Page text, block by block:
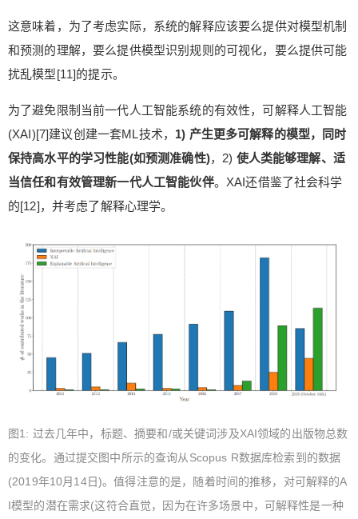
这意味着，为了考虑实际，系统的解释应该要么提供对模型机制
和预测的理解，要么提供模型识别规则的可视化，要么提供可能
扰乱模型[11]的提示。
为了避免限制当前一代人工智能系统的有效性，可解释人工智能
(XAI)[7]建议创建一套ML技术， 1) 产生更多可解释的模型，同时
保持高水平的学习性能(如预测准确性)，2) 使人类能够理解、适
当信任和有效管理新一代人工智能伙伴。XAI还借鉴了社会科学
的[12]，并考虑了解释心理学。
图1: 过去几年中，标题、摘要和/或关键词涉及XAI领域的出版物总数
的变化。通过提交图中所示的查询从Scopus R数据库检索到的数据
(2019年10月14日)。值得注意的是，随着时间的推移，对可解释的A
I模型的潜在需求(这符合直觉，因为在许多场景中，可解释性是一种